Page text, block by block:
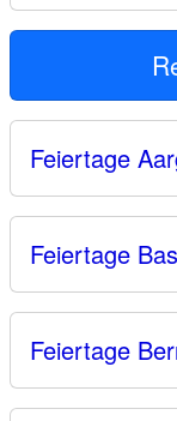
Feiertage
Feiertage
Feiertage